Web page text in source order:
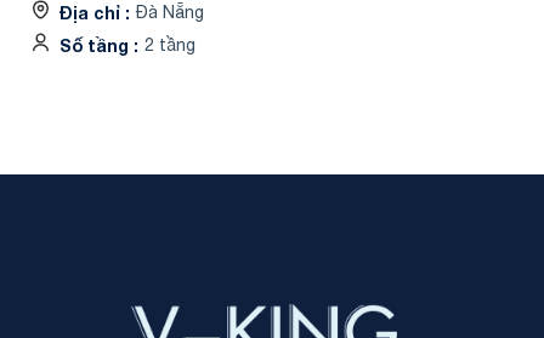
Địa chỉ Đà Nẵng
Số tầng 2 tầng